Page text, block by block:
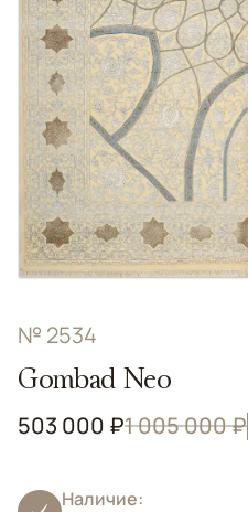
№ 2534
Gombad Neo
503 000 ₽1 005 000 ₽
Наличие: